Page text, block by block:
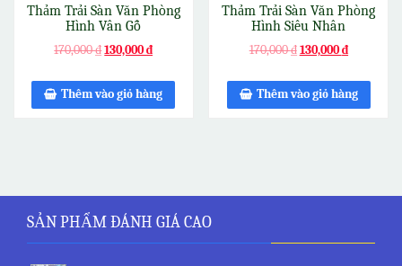
Thảm Trải Sàn Văn Phòng
Hình Vân Gỗ
170,000₫130,000₫
Thêm vào giỏ hàng
Thảm Trải Sàn Văn Phòng
Hình Siêu Nhân
170,000₫130,000₫
Thêm vào giỏ hàng
SẢN PHẨM ĐÁNH GIÁ CAO